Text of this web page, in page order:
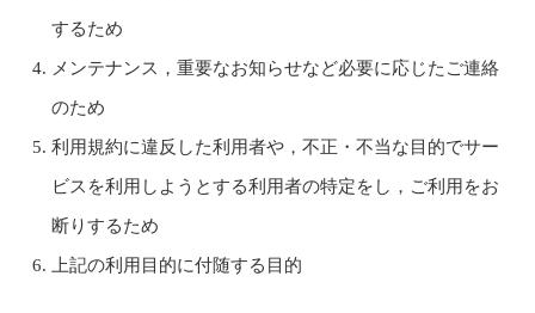
するため
メンテナンス，重要なお知らせなど必要に応じたご連絡
のため
利用規約に違反した利用者や，不正・不当な目的でサー
ビスを利用しようとする利用者の特定をし，ご利用をお
断りするため
上記の利用目的に付随する目的